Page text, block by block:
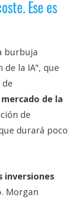
Ese es
burbuja
la IA", que
de la
de
durará poco
inversiones
. Morgan